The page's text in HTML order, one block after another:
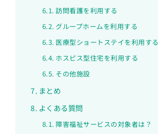
訪問看護を利用する
グループホームを利用する
医療型ショートステイを利用する
ホスピス型住宅を利用する
その他施設
まとめ
よくある質問
障害福祉サービスの対象者は？